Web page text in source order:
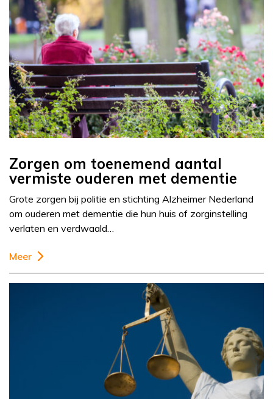
Zorgen om toenemend aantal
vermiste ouderen met dementie
Grote zorgen bij politie en stichting Alzheimer Nederland
om ouderen met dementie die hun huis of zorginstelling
verlaten en verdwaald…
Meer